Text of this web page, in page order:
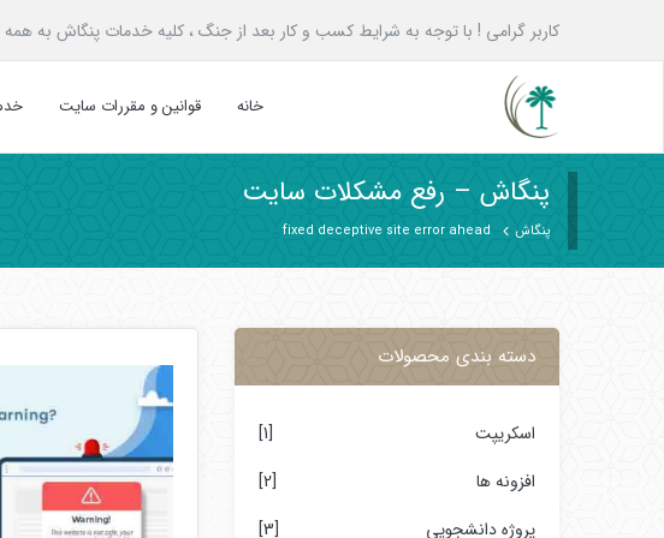
کاربر گرامی ! با توجه به شرایط کسب و کار بعد از جنگ ، کلیه خدمات پنگاش به همه عزیزان تا پایان شهریور
خانه قوانین و مقررات سایت
پنگاش – رفع مشکلات سایت
پنگاش fixed deceptive site error ahead
دسته بندی محصولات
اسکریپت
[1]
افزونه ها
[2]
پروژه دانشجویی
[3]